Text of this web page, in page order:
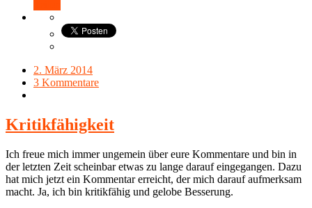
2. März 2014
3 Kommentare
Kritikfähigkeit
Ich freue mich immer ungemein über eure Kommentare und bin in
der letzten Zeit scheinbar etwas zu lange darauf eingegangen. Dazu
hat mich jetzt ein Kommentar erreicht, der mich darauf aufmerksam
macht. Ja, ich bin kritikfähig und gelobe Besserung.